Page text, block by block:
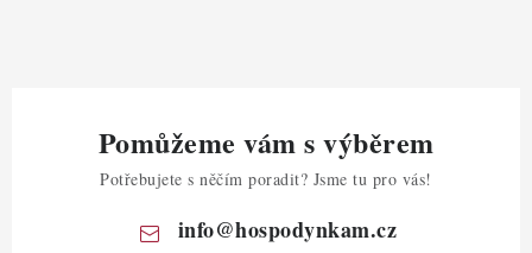
Pomůžeme vám s výběrem
Potřebujete s něčím poradit? Jsme tu pro vás!
info@hospodynkam.cz